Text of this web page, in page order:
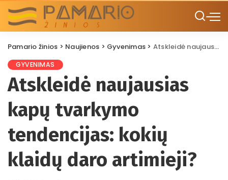
Pamario žinios > Naujienos > Gyvenimas > Atskleidė naujausias kapų tvarkymo tendencijas: kokių klaidų daro artimieji?
GYVENIMAS
Atskleidė naujausias
kapų tvarkymo
tendencijas: kokių
klaidų daro artimieji?